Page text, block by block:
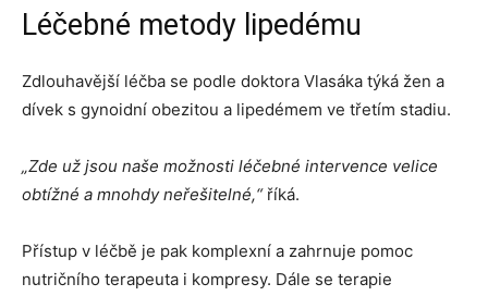
Léčebné metody lipedému
Zdlouhavější léčba se podle doktora Vlasáka týká žen a
dívek s gynoidní obezitou a lipedémem ve třetím stadiu.
„Zde už jsou naše možnosti léčebné intervence velice
obtížné a mnohdy neřešitelné,“ říká.
Přístup v léčbě je pak komplexní a zahrnuje pomoc
nutričního terapeuta i kompresy. Dále se terapie